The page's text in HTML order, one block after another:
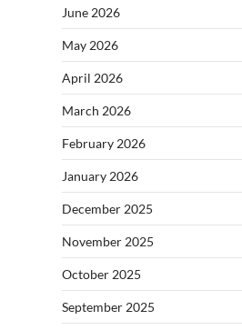
June 2026
May 2026
April 2026
March 2026
February 2026
January 2026
December 2025
November 2025
October 2025
September 2025